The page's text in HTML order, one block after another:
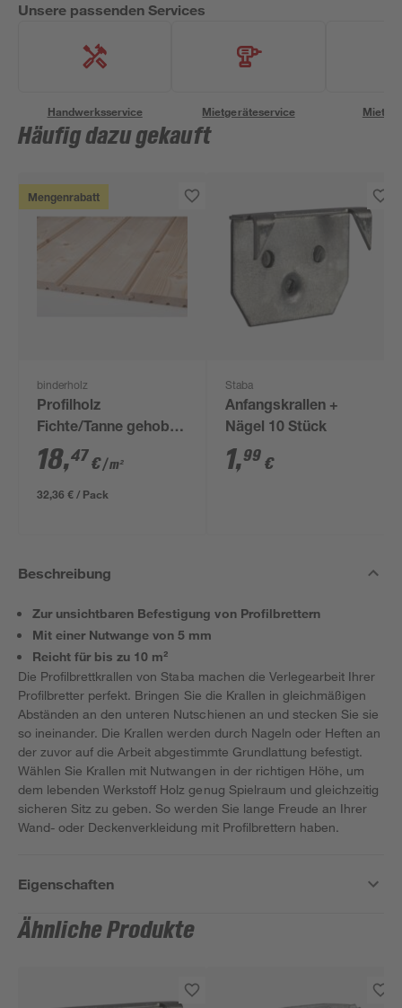
Unsere passenden Services
Handwerksservice Mietgeräteservice
Häufig dazu gekauft
Mengenrabatt
binderholz
Profilholz
Fichte/Tanne gehobelt
19 x 146 x 2000 mm
18,47€/ m²
32,36 € / Pack
Staba
Anfangskrallen +
Nägel 10 Stück
1,99 €
Beschreibung
Zur unsichtbaren Befestigung von Profilbrettern
Mit einer Nutwange von 5 mm
Reicht für bis zu 10 m²
Die Profilbrettkrallen von Staba machen die Verlegearbeit Ihrer
Profilbretter perfekt. Bringen Sie die Krallen in gleichmäßigen
Abständen an den unteren Nutschienen an und stecken Sie sie
so ineinander. Die Krallen werden durch Nageln oder Heften an
der zuvor auf die Arbeit abgestimmte Grundlattung befestigt.
Wählen Sie Krallen mit Nutwangen in der richtigen Höhe, um
dem lebenden Werkstoff Holz genug Spielraum und gleichzeitig
sicheren Sitz zu geben. So werden Sie lange Freude an Ihrer
Wand- oder Deckenverkleidung mit Profilbrettern haben.
Eigenschaften
Ähnliche Produkte